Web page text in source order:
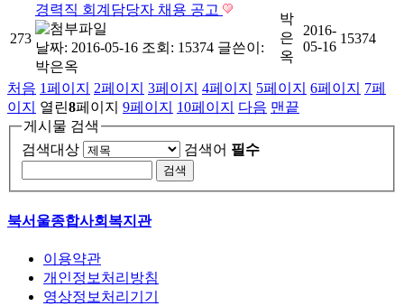
273
경력직 회계담당자 채용 공고
날짜: 2016-05-16 조회: 15374 글쓴이:
박은옥
박
은
옥
2016-
05-16
15374
처음 1페이지 2페이지 3페이지 4페이지 5페이지 6페이지 7페
이지
열린8페이지 9페이지 10페이지 다음 맨끝
게시물 검색
검색대상
검색어 필수
북서울종합사회복지관
이용약관
개인정보처리방침
영상정보처리기기